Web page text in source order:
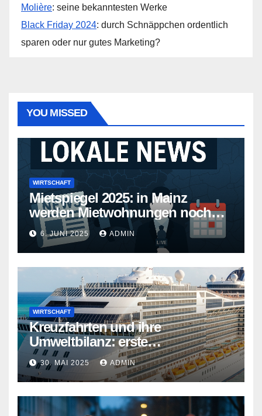
Molière: seine bekanntesten Werke
Black Friday 2024: durch Schnäppchen ordentlich
sparen oder nur gutes Marketing?
YOU MISSED
WIRTSCHAFT
Mietspiegel 2025: in Mainz
werden Mietwohnungen noch
teurer
6. JUNI 2025 ADMIN
WIRTSCHAFT
Kreuzfahrten und ihre
Umweltbilanz: erste
Kreuzfahrtschiffe gehen neue
Wege
30. MAI 2025 ADMIN